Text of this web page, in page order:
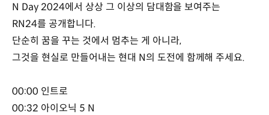
N Day 2024에서 상상 그 이상의 담대함을 보여주는
RN24를 공개합니다.
단순히 꿈을 꾸는 것에서 멈추는 게 아니라,
그것을 현실로 만들어내는 현대 N의 도전에 함께해 주세요.
00:00 인트로
00:32 아이오닉 5 N